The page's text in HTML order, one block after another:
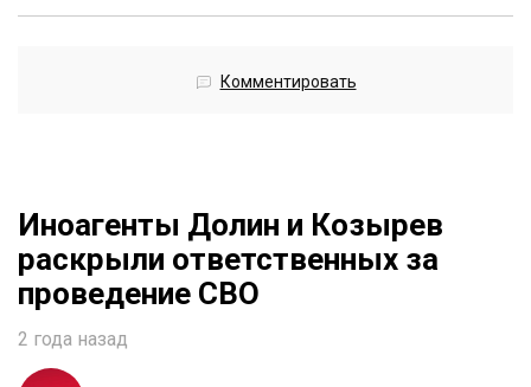
Комментировать
Иноагенты Долин и Козырев
раскрыли ответственных за
проведение СВО
2 года назад